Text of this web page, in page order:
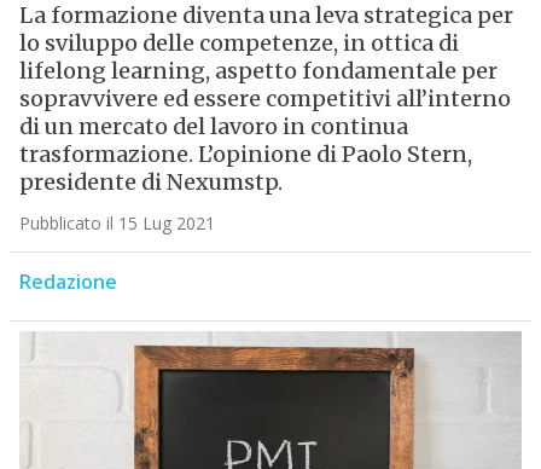
La formazione diventa una leva strategica per
lo sviluppo delle competenze, in ottica di
lifelong learning, aspetto fondamentale per
sopravvivere ed essere competitivi all’interno
di un mercato del lavoro in continua
trasformazione. L’opinione di Paolo Stern,
presidente di Nexumstp.
Pubblicato il 15 Lug 2021
Redazione